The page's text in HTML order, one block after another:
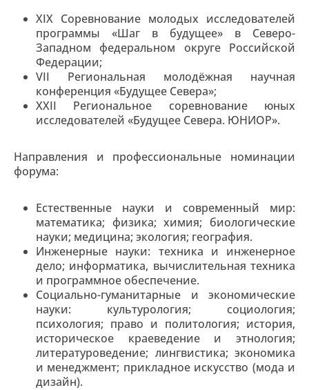
XIX Соревнование молодых исследователей
программы «Шаг в будущее» в Северо-
Западном федеральном округе Российской
Федерации;
VII Региональная молодёжная научная
конференция «Будущее Севера»;
XXII Региональное соревнование юных
исследователей «Будущее Севера. ЮНИОР».
Направления и профессиональные номинации
форума:
Естественные науки и современный мир:
математика; физика; химия; биологические
науки; медицина; экология; география.
Инженерные науки: техника и инженерное
дело; информатика, вычислительная техника
и программное обеспечение.
Социально-гуманитарные и экономические
науки: культурология; социология;
психология; право и политология; история,
историческое краеведение и этнология;
литературоведение; лингвистика; экономика
и менеджмент; прикладное искусство (мода и
дизайн).